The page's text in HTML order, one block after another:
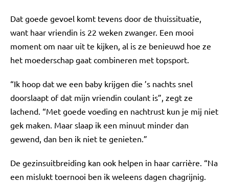
Dat goede gevoel komt tevens door de thuissituatie,
want haar vriendin is 22 weken zwanger. Een mooi
moment om naar uit te kijken, al is ze benieuwd hoe ze
het moederschap gaat combineren met topsport.
“Ik hoop dat we een baby krijgen die ’s nachts snel
doorslaapt of dat mijn vriendin coulant is”, zegt ze
lachend. “Met goede voeding en nachtrust kun je mij niet
gek maken. Maar slaap ik een minuut minder dan
gewend, dan ben ik niet te genieten.”
De gezinsuitbreiding kan ook helpen in haar carrière. “Na
een mislukt toernooi ben ik weleens dagen chagrijnig.